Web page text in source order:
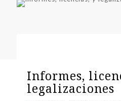
Informes,
legalizaciones